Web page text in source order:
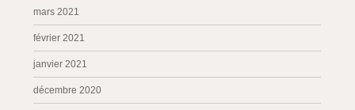
mars 2021
février 2021
janvier 2021
décembre 2020